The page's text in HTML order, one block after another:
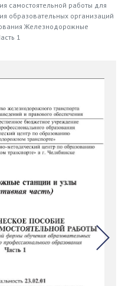
самостоятельной работы для
образовательных организаций
Железнодорожные
1